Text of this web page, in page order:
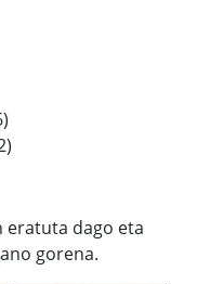
eratuta dago eta
gorena.